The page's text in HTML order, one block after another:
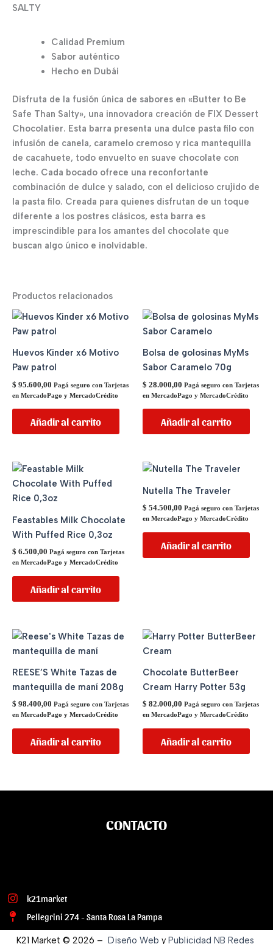
SALTY
Calidad Premium
Sabor auténtico
Hecho en Dubái
Disfruta de la fusión única de sabores en «Butter to Be
Safe Than Salty», una innovadora creación de FIX Dessert
Chocolatier. Esta barra presenta una dulce pasta filo con
infusión de canela, caramelo cremoso y rica mantequilla
de cacahuete, todo envuelto en suave chocolate con
leche. Cada bocado ofrece una reconfortante
combinación de dulce y salado, con el delicioso crujido de
la pasta filo. Creada para quienes disfrutan de un toque
diferente a los postres clásicos, esta barra es
imprescindible para los amantes del chocolate que
buscan algo único e inolvidable.
Productos relacionados
Huevos Kinder x6 Motivo
Paw patrol
$ 95.600,00 Pagá seguro con Tarjetas
en MercadoPago y MercadoCrédito
Añadir al carrito
Bolsa de golosinas MyMs
Sabor Caramelo 70g
$ 28.000,00 Pagá seguro con Tarjetas
en MercadoPago y MercadoCrédito
Añadir al carrito
Feastables Milk Chocolate
With Puffed Rice 0,3oz
$ 6.500,00 Pagá seguro con Tarjetas
en MercadoPago y MercadoCrédito
Añadir al carrito
Nutella The Traveler
$ 54.500,00 Pagá seguro con Tarjetas
en MercadoPago y MercadoCrédito
Añadir al carrito
REESE’S White Tazas de
mantequilla de maní 208g
$ 98.400,00 Pagá seguro con Tarjetas
en MercadoPago y MercadoCrédito
Añadir al carrito
Chocolate ButterBeer
Cream Harry Potter 53g
$ 82.000,00 Pagá seguro con Tarjetas
en MercadoPago y MercadoCrédito
Añadir al carrito
CONTACTO
k21market
Pellegrini 274 - Santa Rosa La Pampa
K21 Market © 2026 – Diseño Web y Publicidad NB Redes